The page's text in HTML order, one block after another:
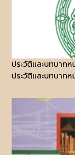
ประวัติและบทบาทห
ประวัติและบทบาทห